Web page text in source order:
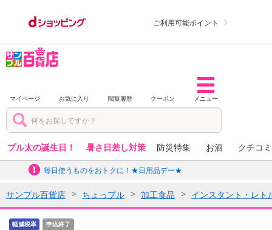
ご利用可能ポイント
マイページ お気に入り 閲覧履歴 クーポン メニュー
プル太の誕生日！ 暑さ日差し対策 防災特集 お酒 クチコ
毎日使うものをおトクに！★日用品デー★
サンプル百貨店 ちょっプル 加工食品 インスタント・レト
軽減税率 申込終了